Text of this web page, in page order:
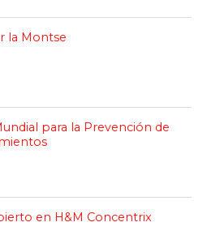
la Montse
para la Prevención de
en H&M Concentrix